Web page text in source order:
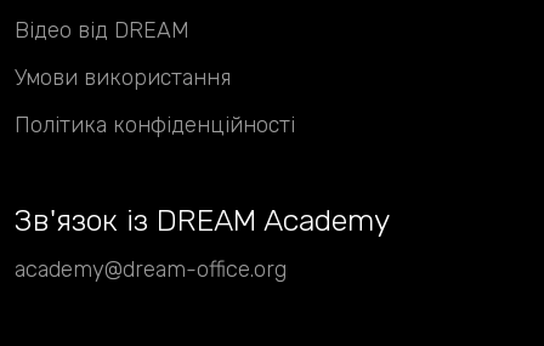
Умови використання
Політика конфіденційності
Відео від DREAM
academy@dream-office.org
Зв'язок із DREAM Academy